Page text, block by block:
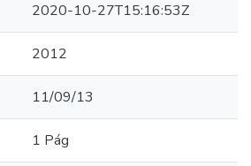
2020-10-27T15:16:53Z
2012
11/09/13
1 Pág